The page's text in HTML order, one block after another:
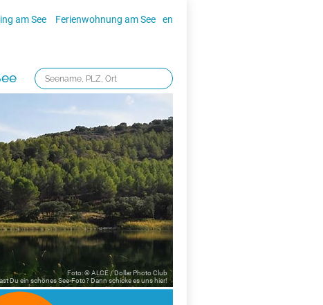
am See Ferienwohnung am See en
Foto: © ALCE / Dollar Photo Club
Du ein schönes See-Foto? Dann schicke es uns hier!